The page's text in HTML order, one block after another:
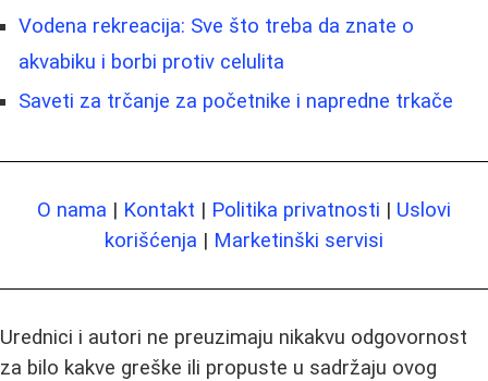
Vodena rekreacija: Sve što treba da znate o
akvabiku i borbi protiv celulita
Saveti za trčanje za početnike i napredne trkače
O nama | Kontakt | Politika privatnosti | Uslovi
korišćenja | Marketinški servisi
Urednici i autori ne preuzimaju nikakvu odgovornost
za bilo kakve greške ili propuste u sadržaju ovog